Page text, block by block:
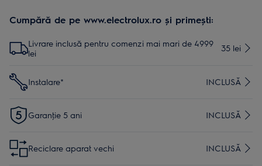
Cumpără de pe www.electrolux.ro și primești:
Livrare inclusă pentru comenzi mai mari de 4999
lei
35 lei
Instalare* INCLUSĂ
Garanţie 5 ani INCLUSĂ
Reciclare aparat vechi INCLUSĂ